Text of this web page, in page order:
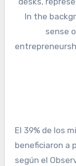
El 39% de los
beneficiaron a
según el